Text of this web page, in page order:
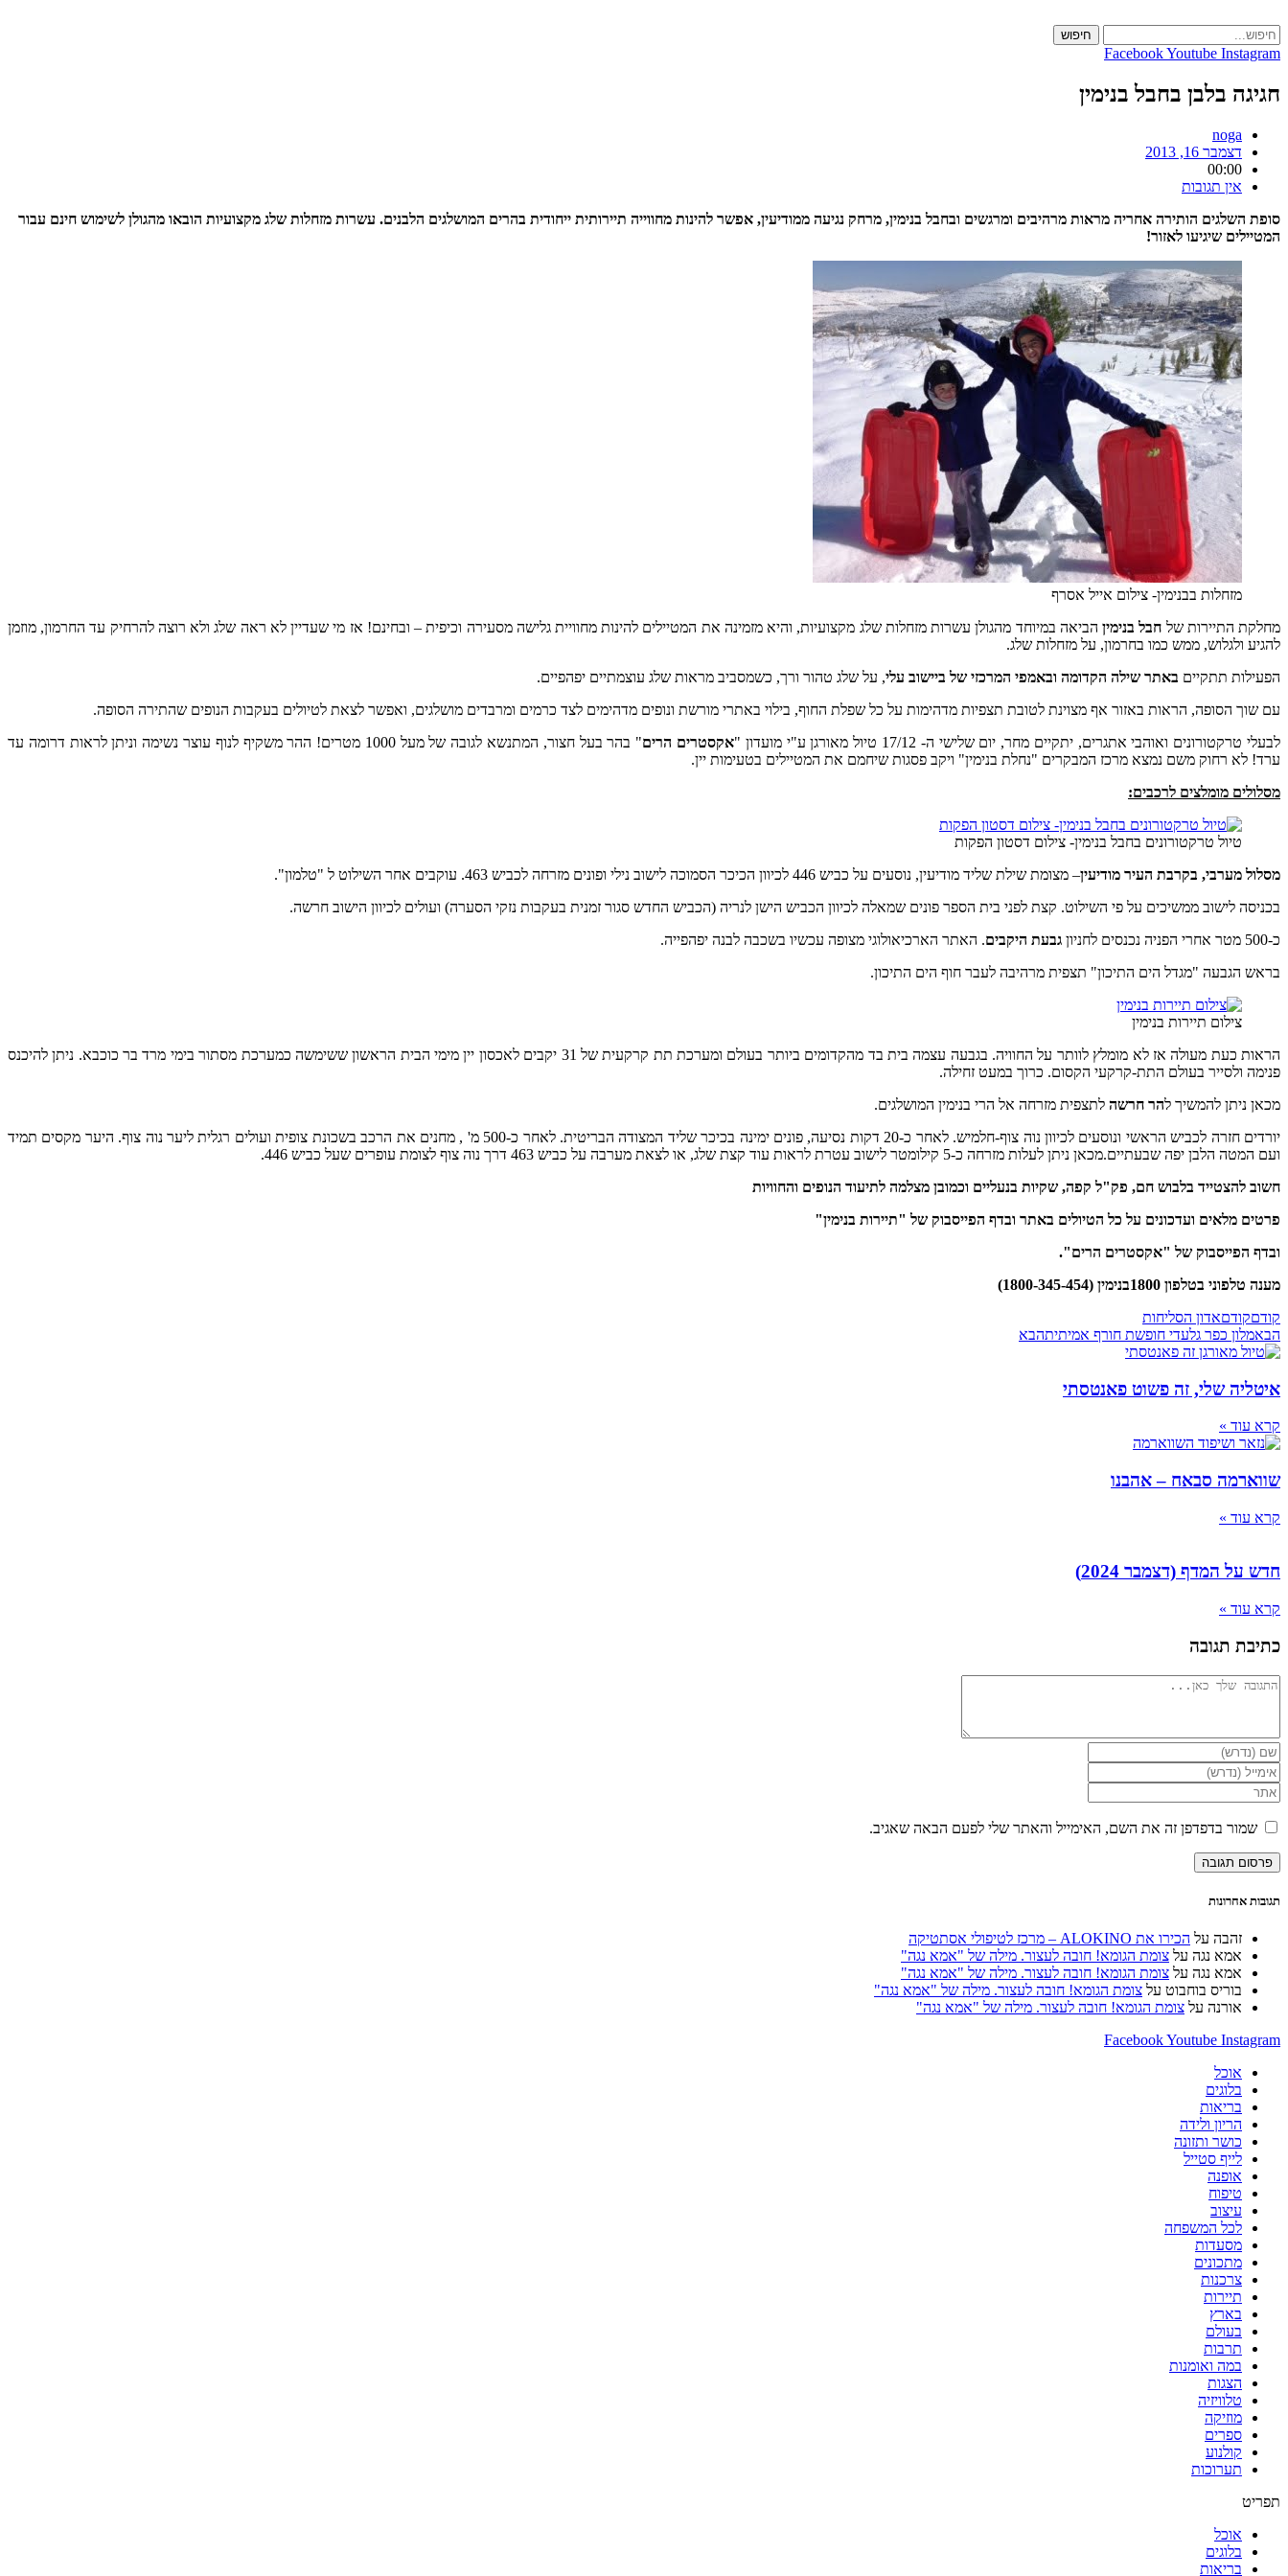
to
content
חיפוש
FacebookYoutube Instagram
חגיגה בלבן בחבל בנימין
noga
דצמבר 16, 2013
00:00
אין תגובות
סופת השלגים הותירה אחריה מראות מרהיבים ומרגשים ובחבל בנימין, מרחק נגיעה ממודיעין, אפשר להינות מחווייה תיירותית ייחודית בהרים המושלגים הלבנים. עשרות מזחלות שלג מקצועיות הובאו מהגולן לשימוש חינם עבור
המטיילים שיגיעו לאזור!
מזחלות בבנימין- צילום אייל אסרף
מחלקת התיירות של חבל בנימיןהביאה במיוחד מהגולן עשרות מזחלות שלג מקצועיות, והיא מזמינה את המטיילים להינות מחוויית גלישה מסעירה וכיפית – ובחינם! אז מי שעדיין לא ראה שלג ולא רוצה להרחיק עד החרמון, מוזמן
להגיע ולגלוש, ממש כמו בחרמון, על מזחלות שלג.
הפעילות תתקיים באתר שילה הקדומה ובאמפי המרכזי של ביישוב עלי, על שלג טהור ורך, כשמסביב מראות שלג עוצמתיים יפהפיים.
עם שוך הסופה, הראות באזור אף מצוינת לטובת תצפיות מדהימות על כל שפלת החוף, בילוי באתרי מורשת ונופים מדהימים לצד כרמים ומרבדים מושלגים, ואפשר לצאת לטיולים בעקבות הנופים שהתירה הסופה.
לבעלי טרקטורונים ואוהבי אתגרים, יתקיים מחר, יום שלישי ה- 17/12 טיול מאורגן ע"י מועדון "
אקסטרים הרים
" בהר בעל חצור, המתנשא לגובה של מעל 1000 מטרים! ההר משקיף לנוף עוצר נשימה וניתן לראות דרומה עד
ערד! לא רחוק משם נמצא מרכז המבקרים "נחלת בנימין" ויקב פסגות שיחמם את המטיילים בטעימות יין.
מסלולים מומלצים לרכבים:
טיול טרקטורונים בחבל בנימין- צילום דסטון הפקות
מסלול מערבי, בקרבת העיר מודיעין– מצומת שילת שליד מודיעין, נוסעים על כביש 446 לכיוון הכיכר הסמוכה לישוב נילי ופונים מזרחה לכביש 463. עוקבים אחר השילוט ל "טלמון".
בכניסה לישוב ממשיכים על פי השילוט. קצת לפני בית הספר פונים שמאלה לכיוון הכביש הישן לנריה (הכביש החדש סגור זמנית בעקבות נזקי הסערה) ועולים לכיוון הישוב חרשה.
כ-500 מטר אחרי הפניה נכנסים לחניון
גבעת היקבים. האתר הארכיאולוגי מצופה עכשיו בשכבה לבנה יפהפייה.
בראש הגבעה "מגדל הים התיכון" תצפית מרהיבה לעבר חוף הים התיכון.
צילום תיירות בנימין
הראות כעת מעולה אז לא מומלץ לוותר על החוויה. בגבעה עצמה בית בד מהקדומים ביותר בעולם ומערכת תת קרקעית של 31 יקבים לאכסון יין מימי הבית הראשון ששימשה כמערכת מסתור בימי מרד בר כוכבא. ניתן להיכנס
פנימה ולסייר בעולם התת-קרקעי הקסום. כרוך במעט זחילה.
מכאן ניתן להמשיך להר חרשה לתצפית מזרחה אל הרי בנימין המושלגים.
יורדים חזרה לכביש הראשי ונוסעים לכיוון נוה צוף-חלמיש. לאחר כ-20 דקות נסיעה, פונים ימינה בכיכר שליד המצודה הבריטית. לאחר כ-500 מ' , מחנים את הרכב בשכונת צופית ועולים רגלית ליער נוה צוף. היער מקסים תמיד
ועם המטה הלבן יפה שבעתיים.מכאן ניתן לעלות מזרחה כ-5 קילומטר לישוב עטרת לראות עוד קצת שלג, או לצאת מערבה על כביש 463 דרך נוה צוף לצומת עופרים שעל כביש 446.
חשוב להצטייד בלבוש חם, פק"ל קפה, שקיות בנעליים וכמובן מצלמה לתיעוד הנופים והחוויות
פרטים מלאים ועדכונים על כל הטיולים באתר ובדף הפייסבוק של "תיירות בנימין"
ובדף הפייסבוק של "אקסטרים הרים".
מענה טלפוני בטלפון 1800בנימין (1800-345-454)
קודםקודםאדון הסליחות
הבאמלון כפר גלעדי חופשת חורף אמיתיתהבא
איטליה שלי, זה פשוט פאנטסתי
קרא עוד »
שווארמה סבאח – אהבנו
קרא עוד »
חדש על המדף (דצמבר 2024)
קרא עוד »
כתיבת תגובה
להגיב
הזן
את
השם
שלך
או
שם
משתמש
כדי
הזן
את
כתובת
דואר
האלקטרוני
שלך
כדי
הזן
את
כתובת
האינטרנט
שלך
שמור בדפדפן זה את השם, האימייל והאתר שלי לפעם הבאה שאגיב.
תגובות אחרונות
זהבה על הכירו את ALOKINO – מרכז לטיפולי אסתטיקה
אמא נגה על צומת הגומא! חובה לעצור. מילה של "אמא נגה"
אמא נגה על צומת הגומא! חובה לעצור. מילה של "אמא נגה"
בוריס בוחבוט על צומת הגומא! חובה לעצור. מילה של "אמא נגה"
אורנה על צומת הגומא! חובה לעצור. מילה של "אמא נגה"
FacebookYoutube Instagram
אוכל
בלוגים
בריאות
הריון ולידה
כושר ותזונה
לייף סטייל
אופנה
טיפוח
עיצוב
לכל המשפחה
מסעדות
מתכונים
צרכנות
תיירות
בארץ
בעולם
תרבות
במה ואומנות
הצגות
טלוויזיה
מוזיקה
ספרים
קולנוע
תערוכות
תפריט
אוכל
בלוגים
בריאות